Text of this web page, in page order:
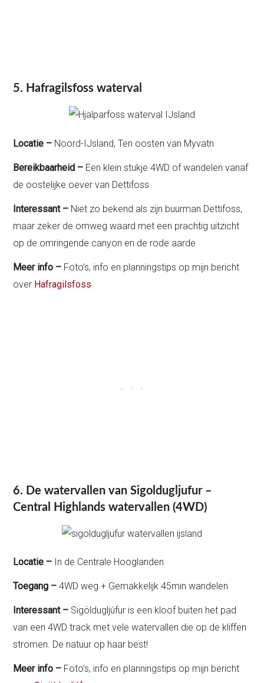
5. Hafragilsfoss waterval
Locatie – Noord-IJsland, Ten oosten van Myvatn
Bereikbaarheid – Een klein stukje 4WD of wandelen vanaf
de oostelijke oever van Dettifoss
Interessant – Niet zo bekend als zijn buurman Dettifoss,
maar zeker de omweg waard met een prachtig uitzicht
op de omringende canyon en de rode aarde
Meer info – Foto’s, info en planningstips op mijn bericht
over Hafragilsfoss
6. De watervallen van Sigoldugljufur –
Central Highlands watervallen (4WD)
Locatie – In de Centrale Hooglanden
Toegang –4WD weg + Gemakkelijk 45min wandelen
Interessant – Sigöldugljúfur is een kloof buiten het pad
van een 4WD track met vele watervallen die op de kliffen
stromen. De natuur op haar best!
Meer info – Foto’s, info en planningstips op mijn bericht